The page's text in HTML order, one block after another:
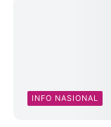
INFO NASIONAL